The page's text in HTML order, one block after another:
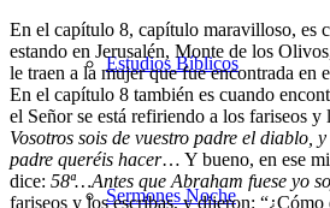
Estudios Bíblicos
Sermones Noche
En el capítulo 8, capítulo maravilloso, es
estando en Jerusalén, Monte de los
le traen a la mujer que fue encontrada en
En el capítulo 8 también es cuando
el Señor se está refiriendo a los fariseos y
Vosotros sois de vuestro padre el diablo,
padre queréis hacer… Y bueno, en ese
dice: 58ª…Antes que Abraham fuese yo
fariseos y los escribas, y dijeron: “¿Cómo